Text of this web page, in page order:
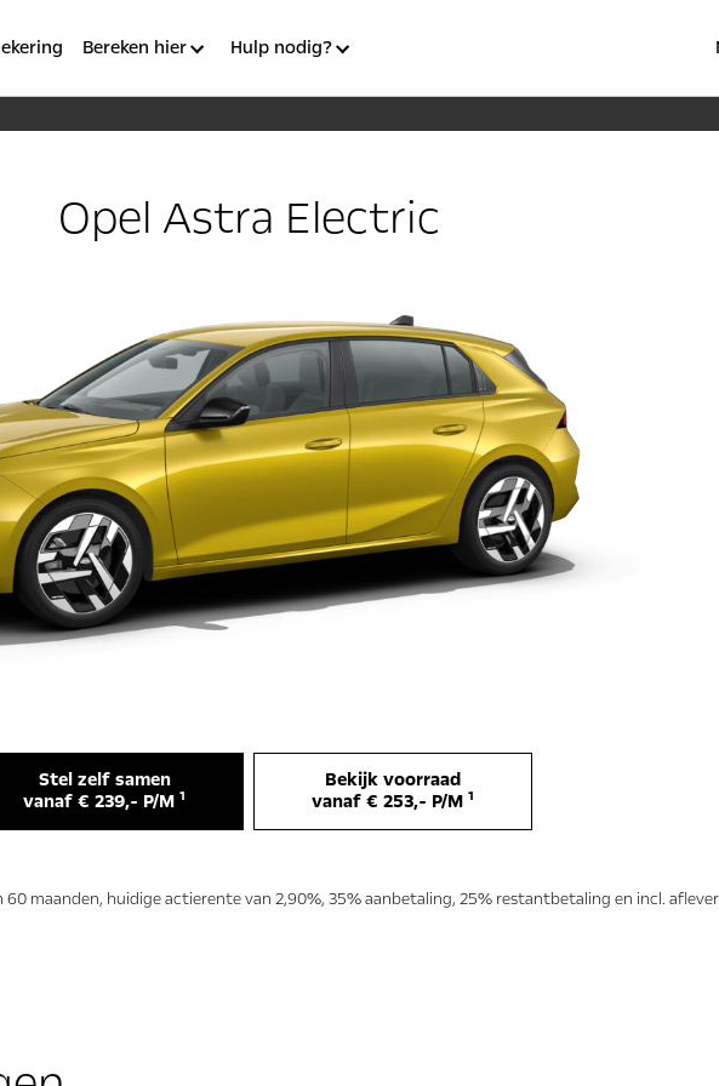
Bereken hier Hulp nodig?
Opel Astra Electric
Stel zelf samen
vanaf € 239,- P/M 1
Bekijk voorraad
vanaf € 253,- P/M 1
maanden, huidige actierente van 2,90%, 35% aanbetaling, 25% restantbetaling en incl.